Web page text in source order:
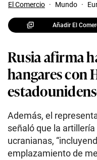
El Comercio · Mundo ·
Añadir El
Rusia afirma
hangares con
Además, el
señaló que la
ucranianas,
emplazamiento de